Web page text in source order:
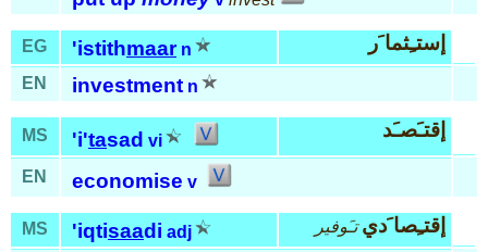
EG 'istithmaar n إستـِثما َر
EN investment n
MS 'i'tasad vi إقتـَصـَد
EN economise v
MS 'iqtisaadi adj إقتـِصا َدي تـَوفير